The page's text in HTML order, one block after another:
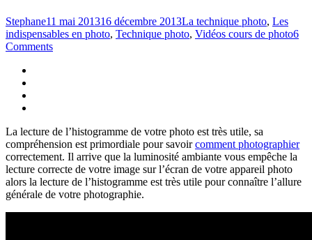
Stephane11 mai 201316 décembre 2013La technique photo, Les
indispensables en photo, Technique photo, Vidéos cours de photo6
Comments
La lecture de l’histogramme de votre photo est très utile, sa
compréhension est primordiale pour savoircomment photographier
correctement. Il arrive que la luminosité ambiante vous empêche la
lecture correcte de votre image sur l’écran de votre appareil photo
alors la lecture de l’histogramme est très utile pour connaître l’allure
générale de votre photographie.